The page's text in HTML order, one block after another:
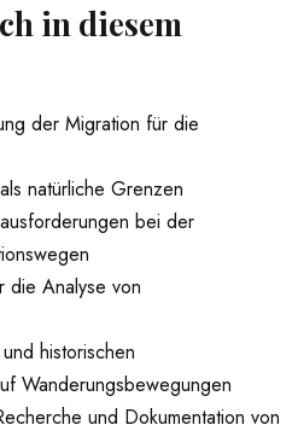
in diesem
der Migration für die
natürliche Grenzen
bei‌ der
‌die Analyse von‌
⁣historischen
⁢Wanderungsbewegungen
und ​Dokumentation von